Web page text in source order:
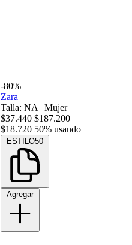
-80%
Zara
Talla: NA | Mujer
$37.440 $187.200
$18.720 50% usando
ESTILO50
Agregar